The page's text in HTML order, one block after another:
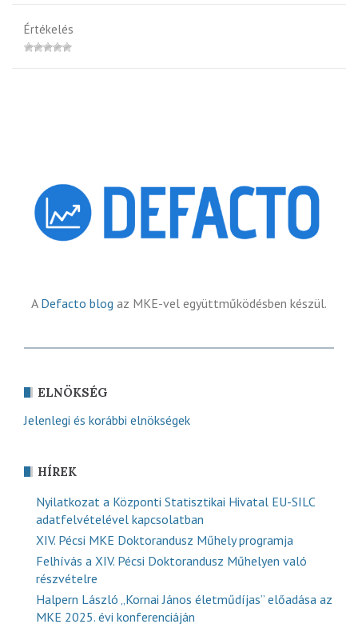
Értékelés
A Defacto blog az MKE-vel együttműködésben készül.
ELNÖKSÉG
Jelenlegi és korábbi elnökségek
HÍREK
Nyilatkozat a Központi Statisztikai Hivatal EU-SILC
adatfelvételével kapcsolatban
XIV. Pécsi MKE Doktorandusz Műhely programja
Felhívás a XIV. Pécsi Doktorandusz Műhelyen való
részvételre
Halpern László „Kornai János életműdíjas” előadása az
MKE 2025. évi konferenciáján